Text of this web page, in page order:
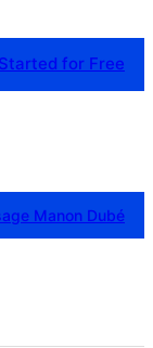
for Free
Manon Dubé